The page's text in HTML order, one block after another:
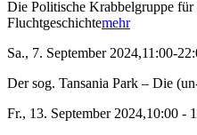
Die Politische Krabbelgruppe für
Fluchtgeschichtemehr
Sa., 7. September 2024,11:00-
Der sog. Tansania Park – Die
Fr., 13. September 2024,10:00 -